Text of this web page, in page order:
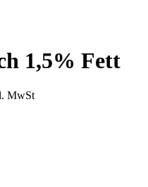
1,5% Fett
MwSt